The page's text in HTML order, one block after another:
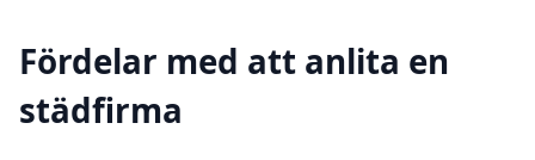
Fördelar med att anlita en
städfirma